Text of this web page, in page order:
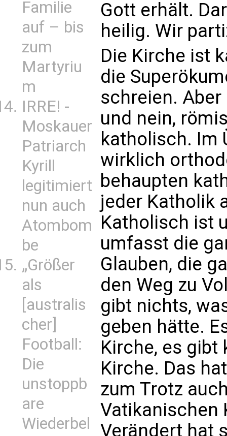
Familie
auf – bis
zum
Martyriu
m
IRRE! -
Moskauer
Patriarch
Kyrill
legitimiert
nun auch
Atombom
be
„Größer
als
[australis
cher]
Football:
Die
unstoppb
are
Wiederbel
Gott erhält.
heilig. Wir
Die Kirche ist
die
schreien.
und nein,
katholisch. Im
wirklich
behaupten
jeder Katholik
Katholisch ist
umfasst die
Glauben, die
den Weg zu
gibt nichts,
geben hätte.
Kirche, es gibt
Kirche. Das
zum Trotz
Vatikanischen
Verändert hat